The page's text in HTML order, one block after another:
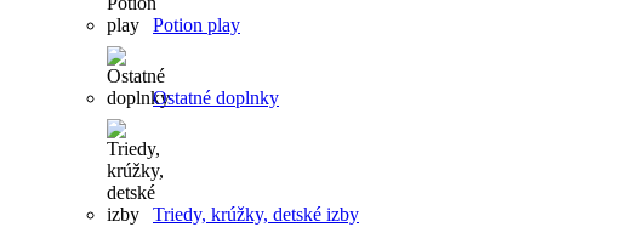
Potion play
Ostatné doplnky
Triedy, krúžky, detské izby